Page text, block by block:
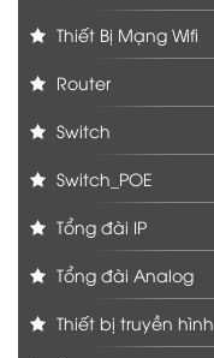
Thiết Bị Mạng Wifi
Router
Switch
Switch_POE
Tổng đài IP
Tổng đài Analog
Thiết bị truyền hình